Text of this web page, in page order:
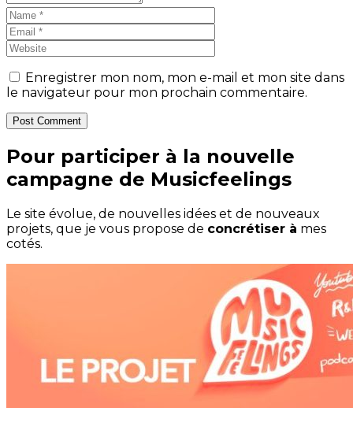
Enregistrer mon nom, mon e-mail et mon site dans
le navigateur pour mon prochain commentaire.
Post Comment
Pour participer à la nouvelle
campagne de Musicfeelings
Le site évolue, de nouvelles idées et de nouveaux
projets, que je vous propose de concrétiser à mes
cotés.